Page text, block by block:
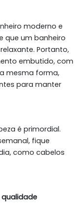
moderno e
que um banheiro
Portanto,
embutido, com
mesma forma,
para manter
é primordial.
fique
como cabelos